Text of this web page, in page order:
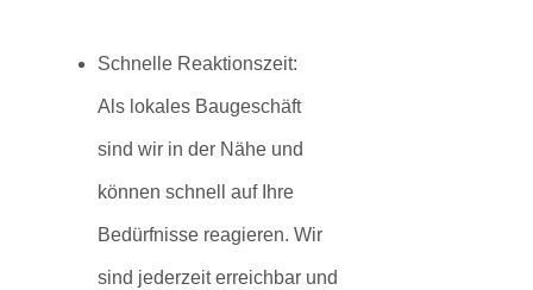
Schnelle Reaktionszeit:
Als lokales Baugeschäft
sind wir in der Nähe und
können schnell auf Ihre
Bedürfnisse reagieren. Wir
sind jederzeit erreichbar und